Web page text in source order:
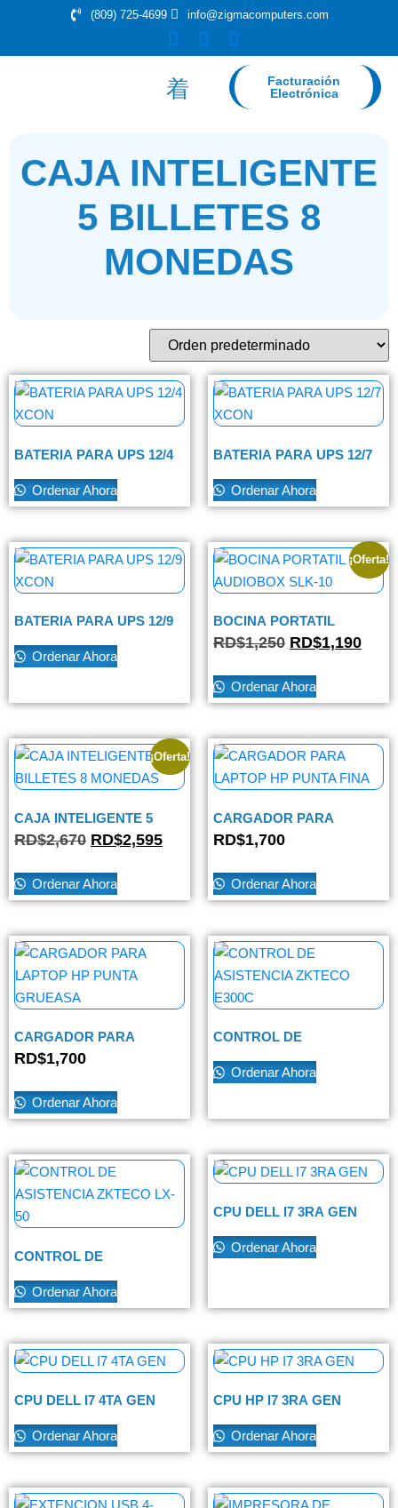
(809) 725-4699 info@zigmacomputers.com
Facturación
Electrónica
CAJA INTELIGENTE
5 BILLETES 8
MONEDAS
BATERIA PARA UPS 12/4
Ordenar Ahora
BATERIA PARA UPS 12/7
Ordenar Ahora
BATERIA PARA UPS 12/9
Ordenar Ahora
¡Oferta!
BOCINA PORTATIL
AUDIOBOX SLK-10
RD$1,250 RD$1,190
Ordenar Ahora
¡Oferta!
CAJA INTELIGENTE 5
BILLETES 8 MONEDAS
RD$2,670 RD$2,595
Ordenar Ahora
CARGADOR PARA
LAPTOP HP PUNTA FINA
RD$1,700
Ordenar Ahora
CARGADOR PARA
LAPTOP HP PUNTA
GRUEASA
RD$1,700
Ordenar Ahora
CONTROL DE
E300C
Ordenar Ahora
CONTROL DE
50 Ordenar Ahora
CPU DELL I7 3RA GEN
Ordenar Ahora
CPU DELL I7 4TA GEN
Ordenar Ahora
CPU HP I7 3RA GEN
Ordenar Ahora